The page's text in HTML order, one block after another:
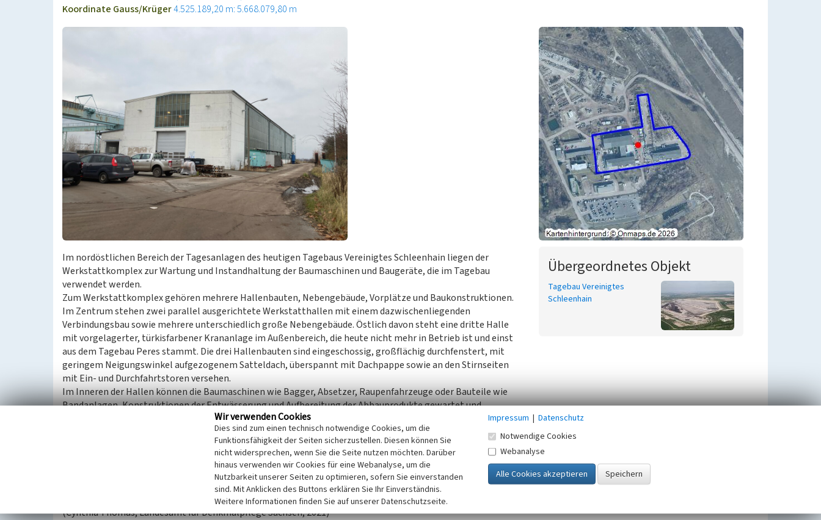
Koordinate Gauss/Krüger4.525.189,20 m: 5.668.079,80 m
Im nordöstlichen Bereich der Tagesanlagen des heutigen Tagebaus Vereinigtes Schleenhain liegen der
Werkstattkomplex zur Wartung und Instandhaltung der Baumaschinen und Baugeräte, die im Tagebau
verwendet werden.
Zum Werkstattkomplex gehören mehrere Hallenbauten, Nebengebäude, Vorplätze und Baukonstruktionen.
Im Zentrum stehen zwei parallel ausgerichtete Werkstatthallen mit einem dazwischenliegenden
Verbindungsbau sowie mehrere unterschiedlich große Nebengebäude. Östlich davon steht eine dritte Halle
mit vorgelagerter, türkisfarbener Krananlage im Außenbereich, die heute nicht mehr in Betrieb ist und einst
aus dem Tagebau Peres stammt. Die drei Hallenbauten sind eingeschossig, großflächig durchfenstert, mit
geringem Neigungswinkel aufgezogenem Satteldach, überspannt mit Dachpappe sowie an den Stirnseiten
mit Ein- und Durchfahrtstoren versehen.
Im Inneren der Hallen können die Baumaschinen wie Bagger, Absetzer, Raupenfahrzeuge oder Bauteile wie
Bandanlagen, Konstruktionen der Entwässerung und Aufbereitung der Abbauprodukte gewartet und
Die Hallenbauten samt Krananlage stammen zumeist aus den 1980er Jahren, wurden jedoch zur
Neuerrichtungszeit um 2008/2009 aufbereitet und überholt sowie mit einzelnen Anbauten und
Dem Tagebau Vereinigtes Schleenhain kommt neben der bergbau- und technikgeschichtlichen großen
Bedeutung auch hoher regionalgeschichtlicher Identifikationswert zu.
(Cynthia Thomas, Landesamt für Denkmalpflege Sachsen, 2021)
Übergeordnetes Objekt
Tagebau Vereinigtes
Schleenhain
Wir verwenden Cookies
Dies sind zum einen technisch notwendige Cookies, um die
Funktionsfähigkeit der Seiten sicherzustellen. Diesen können Sie
nicht widersprechen, wenn Sie die Seite nutzen möchten. Darüber
hinaus verwenden wir Cookies für eine Webanalyse, um die
Nutzbarkeit unserer Seiten zu optimieren, sofern Sie einverstanden
sind. Mit Anklicken des Buttons erklären Sie Ihr Einverständnis.
Weitere Informationen finden Sie auf unserer Datenschutzseite.
Impressum | Datenschutz
Notwendige Cookies
Webanalyse